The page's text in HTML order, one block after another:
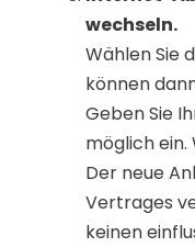
wechseln.
Wählen Sie
können
Geben Sie
möglich
Der neue
Vertrages
keinen